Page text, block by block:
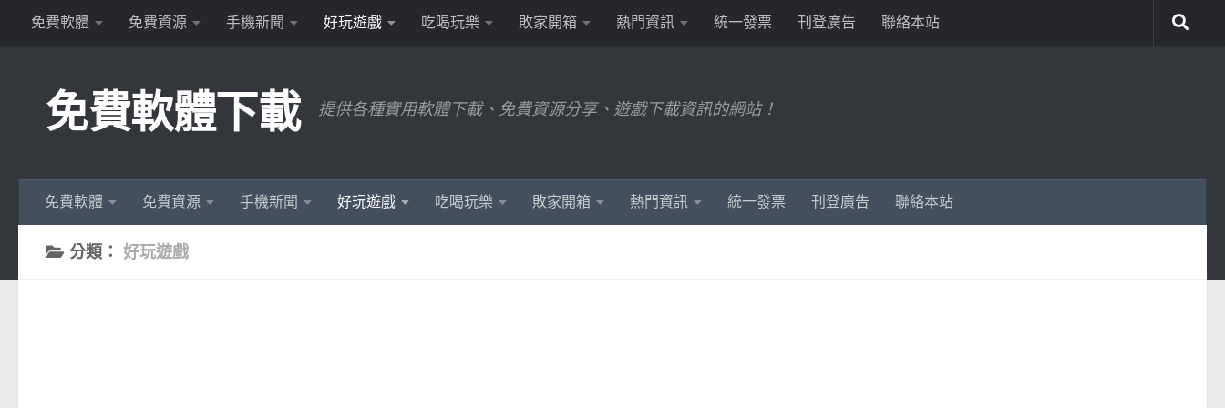
Skip to content
免費軟體 免費資源 手機新聞 好玩遊戲 吃喝玩樂 敗家開箱 熱門資訊 統一發票 刊登廣告 聯絡本站
免費軟體下載 提供各種實用軟體下載、免費資源分享、遊戲下載資訊的網站！
免費軟體 免費資源 手機新聞 好玩遊戲 吃喝玩樂 敗家開箱 熱門資訊 統一發票 刊登廣告 聯絡本站
分類： 好玩遊戲